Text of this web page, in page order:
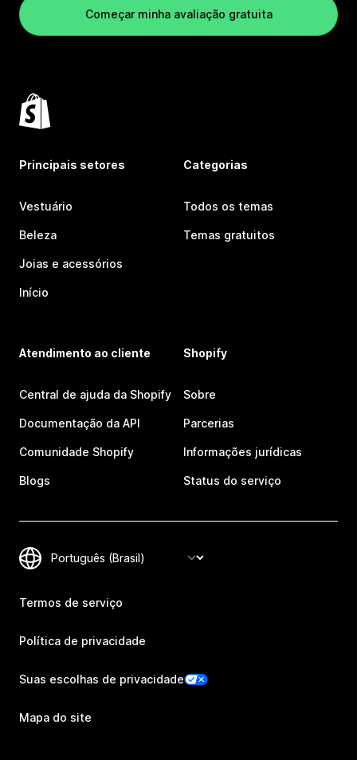
Começar minha avaliação gratuita
Principais setores
Vestuário
Beleza
Joias e acessórios
Início
Categorias
Todos os temas
Temas gratuitos
Atendimento ao cliente
Central de ajuda da Shopify
Documentação da API
Comunidade Shopify
Blogs
Shopify
Sobre
Parcerias
Informações jurídicas
Status do serviço
Termos de serviço
Política de privacidade
Suas escolhas de privacidade
Mapa do site